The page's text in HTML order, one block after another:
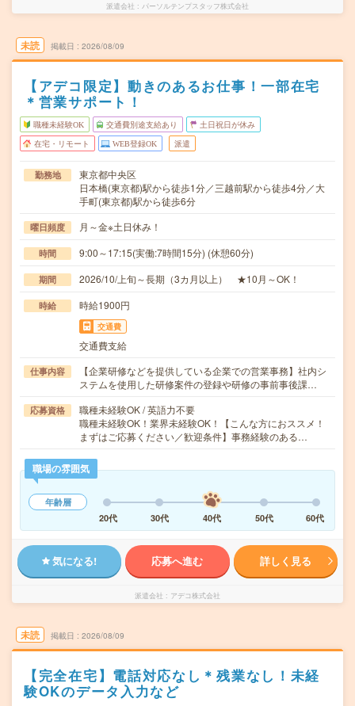
派遣会社 パーソルテンプスタッフ株式会社
未読 掲載日 2026/08/09
【アデコ限定】動きのあるお仕事！一部在宅
＊営業サポート！
職種未経験OK 交通費別途支給あり 土日祝日が休み
在宅・リモート WEB登録OK 派遣
勤務地
東京都中央区
日本橋(東京都)駅から徒歩1分／三越前駅から徒歩4分／大
手町(東京都)駅から徒歩6分
曜日頻度 月～金※土日休み！
時間 9:00～17:15(実働:7時間15分) (休憩60分)
期間 2026/10/上旬～長期（3カ月以上） ★10月～OK！
時給 時給1900円
交通費
交通費支給
仕事内容
【企業研修などを提供している企業での営業事務】社内シ
ステムを使用した研修案件の登録や研修の事前事後課…
応募資格
職種未経験OK / 英語力不要
職種未経験OK！業界未経験OK！【こんな方におススメ！
まずはご応募ください／歓迎条件】事務経験のある…
職場の雰囲気
年齢層
20代
30代 40代 50代 60代
気になる! 応募へ進む 詳しく見る
派遣会社 アデコ株式会社
未読 掲載日 2026/08/09
【完全在宅】電話対応なし＊残業なし！未経
験OKのデータ入力など